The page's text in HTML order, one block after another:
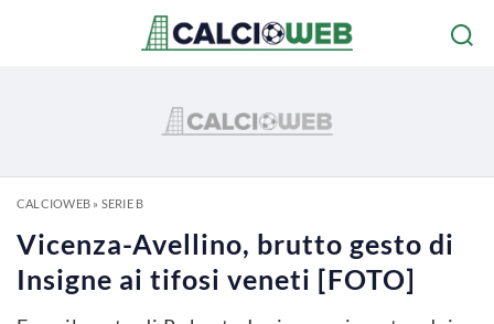
CALCIOWEB» SERIE B
Vicenza-Avellino, brutto gesto di
Insigne ai tifosi veneti [FOTO]